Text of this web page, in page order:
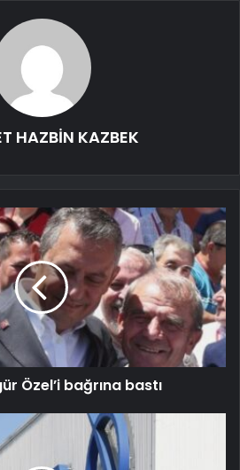
HAZBİN KAZBEK
Özel’i bağrına bastı